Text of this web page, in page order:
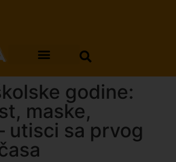
godine:
maske,
utisci sa prvog